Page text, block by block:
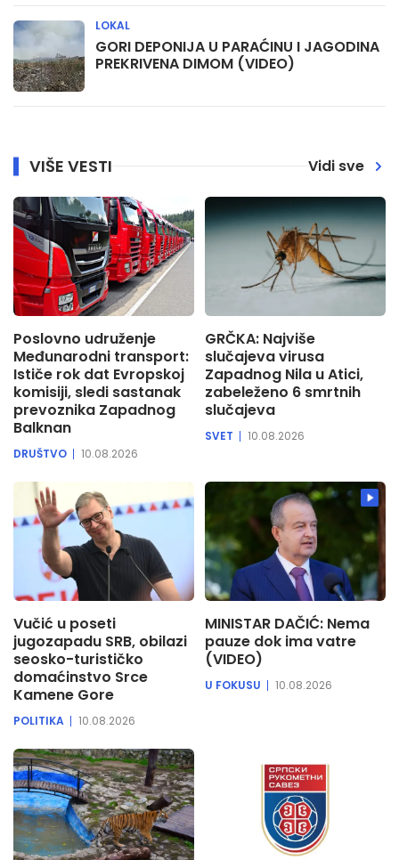
GORI DEPONIJA U PARAĆINU I JAGODINA
PREKRIVENA DIMOM (VIDEO)
LOKAL
VIŠE VESTI Vidi sve
Poslovno udruženje
Međunarodni transport:
Ističe rok dat Evropskoj
komisiji, sledi sastanak
prevoznika Zapadnog
Balknan
DRUŠTVO 10.08.2026
GRČKA: Najviše
slučajeva virusa
Zapadnog Nila u Atici,
zabeleženo 6 smrtnih
slučajeva
SVET 10.08.2026
Vučić u poseti
jugozapadu SRB, obilazi
seosko-turističko
domaćinstvo Srce
Kamene Gore
POLITIKA 10.08.2026
MINISTAR DAČIĆ: Nema
pauze dok ima vatre
(VIDEO)
U FOKUSU 10.08.2026